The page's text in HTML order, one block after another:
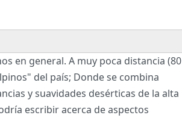
en general. A muy poca distancia (80
del país; Donde se combina
y suavidades desérticas de la alta
escribir acerca de aspectos